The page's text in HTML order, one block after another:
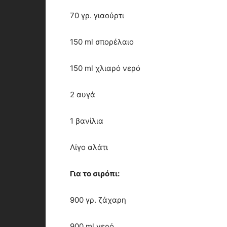
70 γρ. γιαούρτι
150 ml σπορέλαιο
150 ml χλιαρό νερό
2 αυγά
1 βανίλια
Λίγο αλάτι
Για το σιρόπι:
900 γρ. ζάχαρη